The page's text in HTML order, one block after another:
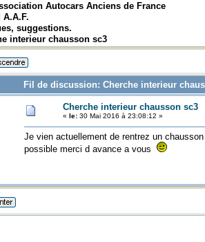
Autocars Anciens de France
A.A.F.
suggestions.
interieur chausson sc3
Fil de discussion: Cherche interieur
Cherche interieur chausson sc3
« le:30 Mai 2016 à 23:08:12 »
Je vien actuellement de rentrez un
possible merci d avance a vous